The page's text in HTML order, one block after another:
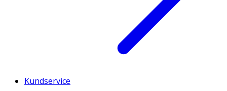
Kundservice